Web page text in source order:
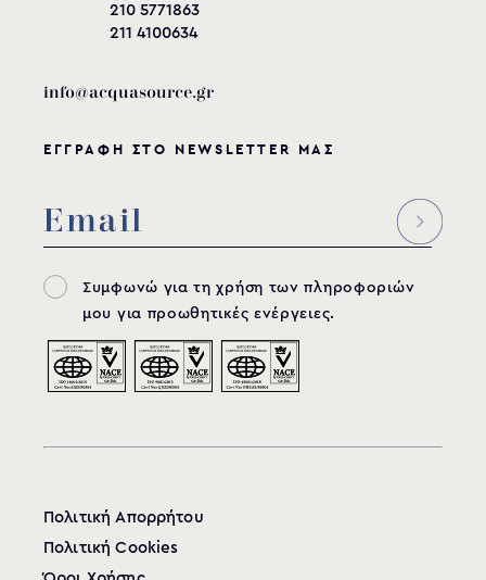
210 5771863
211 4100634
info@acquasource.gr
ΕΓΓΡΑΦΗ ΣΤΟ NEWSLETTER ΜΑΣ
Συμφωνώ για τη χρήση των πληροφοριών
μου για προωθητικές ενέργειες.
Πολιτική Απορρήτου
Πολιτική Cookies